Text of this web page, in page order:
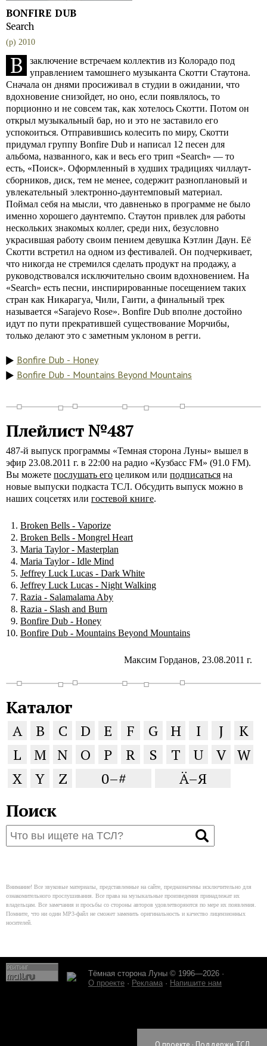
BONFIRE DUB
Search
(p) 2010
В
заключение встречаем коллектив из Колорадо под
управлением тамошнего музыканта Скотти Стаутона.
Сначала он днями просиживал в студии в ожидании, что
вдохновение снизойдет, но оно, если появлялось, то
порционно и не совсем так, как хотелось Скотти. Потом он
открыл музыкальный бар, но и это не заставило его
успокоиться. Отправившись колесить по миру, Скотти
придумал группу Bonfire Dub и написал 12 песен для
альбома, названного, как и весь его трип «Search» — то
есть, «Поиск». Оформленный в худших традициях чиллаут-
сборников, диск, тем не менее, содержит разноплановый и
увлекательный электронно-даунтемповый материал.
Поймал себя на мысли, что давненько в программе не было
именно хорошего даунтемпо. Стаутон привлек для работы
нескольких знакомых коллег, среди них, безусловно
украсившая работу своим пением девушка Кэтлин Даун. Её
Скотти встретил на одном из фестивалей. Он подчеркивает,
что никогда не стремился сделать продукт на продажу, а
руководствовался исключительно своим вдохновением. На
«Search» есть песни, инспирированные посещением таких
стран как Никарагуа, Чили, Гаити, а финальный трек
называется «Sarajevo Rose». Bonfire Dub вполне достойно
идут по пути прекратившей существование Морчибы,
только делают это с заметным уклоном в регги.
Bonfire Dub - Honey
Bonfire Dub - Mountains Beyond Mountains
Плейлист №487
487-й выпуск программы «Темная сторона Луны» вышел в
эфир 23.08.2011 г. в 22:00 на радио «Кузбасс FM» (91.0 FM).
Вы можете послушать его целиком или подписаться на
новые выпуски подкаста ТСЛ. Обсудить выпуск можно в
наших соцсетях или гостевой книге.
Broken Bells - Vaporize
Broken Bells - Mongrel Heart
Maria Taylor - Masterplan
Maria Taylor - Idle Mind
Jeffrey Luck Lucas - Dark White
Jeffrey Luck Lucas - Night Walking
Razia - Salamalama Aby
Razia - Slash and Burn
Bonfire Dub - Honey
Bonfire Dub - Mountains Beyond Mountains
Максим Горданов, 23.08.2011 г.
Каталог
A B C D E F G H I J
K
L
M N O P R S T U V W
X
Y Z 0–# Ä–Я
Поиск
Внимание! Все звуковые материалы, представленные на сайте, предназначены исключительно для
ознакомительного прослушивания. Все права на музыкальные произведения принадлежат их
владельцам. Все замечания и просьбы со стороны авторов удовлетворяются по мере их появления.
Помните, что ни один MP3-файл не сможет заменить оригинальность и качество лицензионных
носителей.
Тёмная сторона Луны © 1996—2026 ·
О проекте · Реклама · Напишите нам